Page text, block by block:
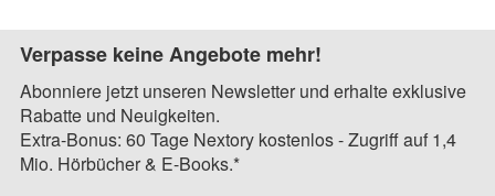
Verpasse keine Angebote mehr!
Abonniere jetzt unseren Newsletter und erhalte exklusive
Rabatte und Neuigkeiten.
Extra-Bonus: 60 Tage Nextory kostenlos - Zugriff auf 1,4
Mio. Hörbücher & E-Books.*